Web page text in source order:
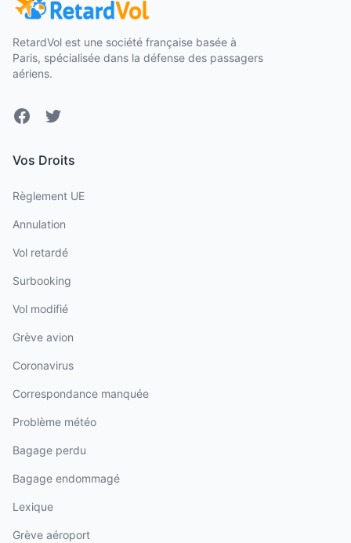
RetardVol est une société française basée à
Paris, spécialisée dans la défense des passagers
aériens.
FacebookTwitter
Vos Droits
Règlement UE
Annulation
Vol retardé
Surbooking
Vol modifié
Grève avion
Coronavirus
Correspondance manquée
Problème météo
Bagage perdu
Bagage endommagé
Lexique
Grève aéroport